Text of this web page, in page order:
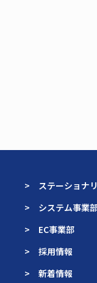
> ステーショナ
> システム事業
> EC事業部
> 採用情報
> 新着情報